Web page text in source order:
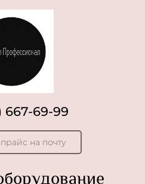
667-69-99
на почту